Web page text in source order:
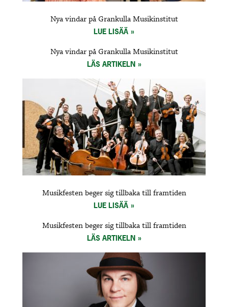
Nya vindar på Grankulla Musikinstitut
LUE LISÄÄ
Nya vindar på Grankulla Musikinstitut
LÄS ARTIKELN
Musikfesten beger sig tillbaka till framtiden
LUE LISÄÄ
Musikfesten beger sig tillbaka till framtiden
LÄS ARTIKELN